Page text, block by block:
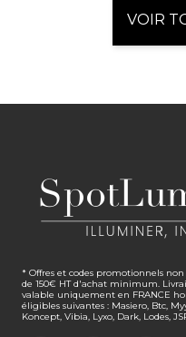
VOIR
* Offres et codes promotionnels
de 150€ HT d'achat minimum.
valable uniquement en FRANCE
éligibles suivantes : Masiero, Btc,
Koncept, Vibia, Lyxo, Dark, Lodes,